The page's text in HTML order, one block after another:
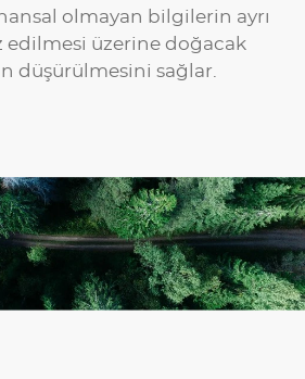
olmayan bilgilerin ayrı
edilmesi üzerine doğacak
düşürülmesini sağlar.